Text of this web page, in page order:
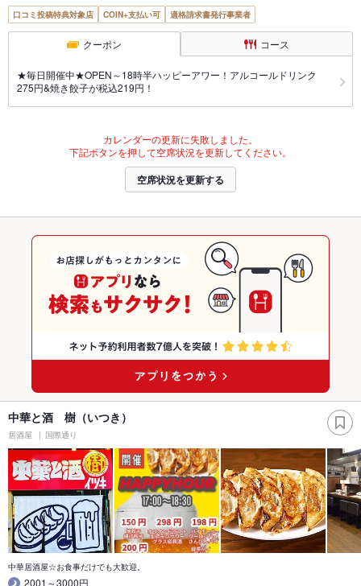
口コミ投稿特典対象店 COIN+支払い可 適格請求書発行事業者
クーポン コース
★毎日開催中★OPEN～18時半ハッピーアワー！アルコールドリンク
275円&焼き餃子が税込219円！
カレンダーの更新に失敗しました。
下記ボタンを押して空席状況を更新してください。
空席状況を更新する
中華と酒 樹（いつき）
居酒屋 国際通り
中華居酒屋☆お食事だけでも大歓迎。
2001～3000円